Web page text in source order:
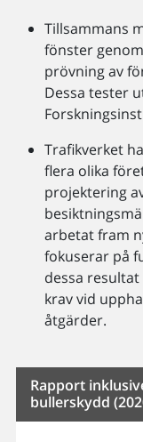
Tillsammans
fönster
prövning av
Dessa tester
Trafikverket
flera olika
projektering
arbetat fram
fokuserar på
dessa
krav vid
åtgärder.
Rapport
bullerskydd